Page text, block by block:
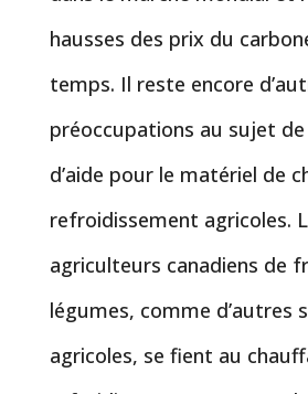
hausses des prix du
temps. Il reste encore
préoccupations au sujet de
d’aide pour le matériel de
refroidissement agricoles.
agriculteurs canadiens de
légumes, comme d’autres
agricoles, se fient au